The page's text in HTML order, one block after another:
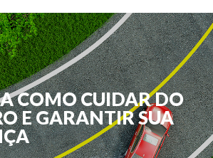
COMO CUIDAR DO
E GARANTIR SUA